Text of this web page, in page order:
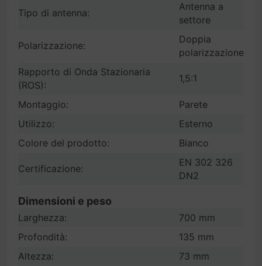
Tipo di antenna:
Antenna a
settore
Polarizzazione:
Doppia
polarizzazione
Rapporto di Onda Stazionaria
(ROS):
1,5:1
Montaggio:
Parete
Utilizzo:
Esterno
Colore del prodotto:
Bianco
Certificazione:
EN 302 326
DN2
Dimensioni e peso
Larghezza:
700 mm
Profondità:
135 mm
Altezza:
73 mm